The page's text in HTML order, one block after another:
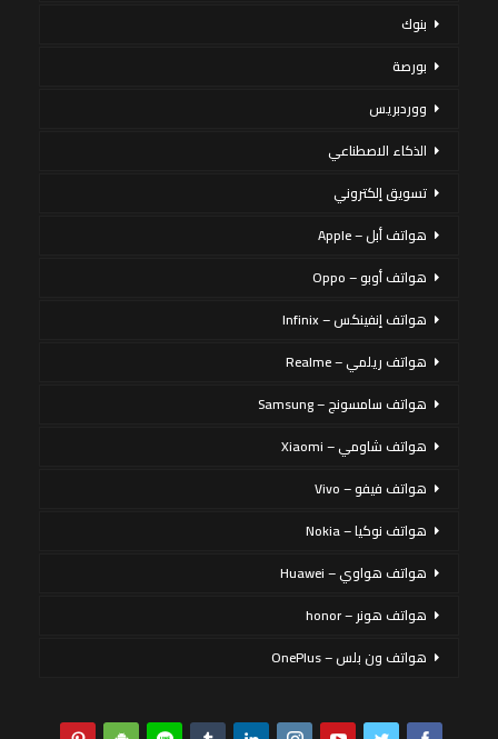
بنوك
بورصة
ووردبريس
الذكاء الاصطناعي
تسويق إلكتروني
هواتف أبل – Apple
هواتف أوبو – Oppo
هواتف إنفينكس – Infinix
هواتف ريلمي – Realme
هواتف سامسونج – Samsung
هواتف شاومي – Xiaomi
هواتف فيفو – Vivo
هواتف نوكيا – Nokia
هواتف هواوي – Huawei
هواتف هونر – honor
هواتف ون بلس – OnePlus